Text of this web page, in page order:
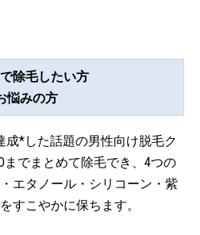
除毛したい方
悩みの方
成*した話題の男性向け脱毛ク
までまとめて除毛でき、4つの
エタノール・シリコーン・紫
すこやかに保ちます。